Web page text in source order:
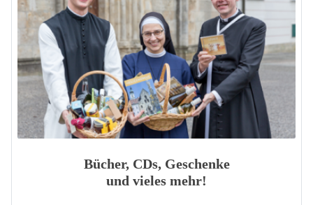
Bücher, CDs, Geschenke
und vieles mehr!